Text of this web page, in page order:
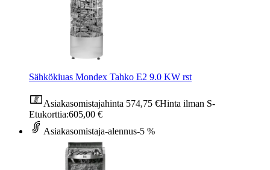
Sähkökiuas Mondex Tahko E2 9.0 KW rst
Asiakasomistajahinta 574,75 €Hinta ilman S-
Etukorttia:605,00 €
Asiakasomistaja-alennus-5 %